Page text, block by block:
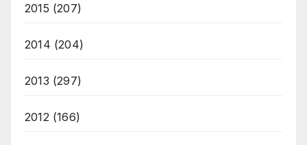
2015 (207)
2014 (204)
2013 (297)
2012 (166)